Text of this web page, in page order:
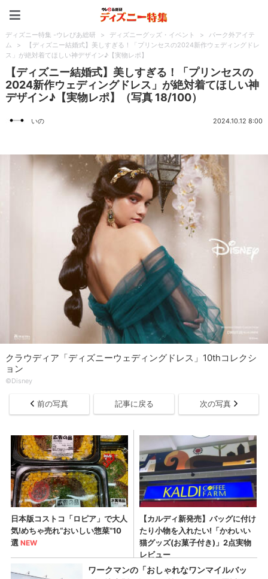
ディズニー特集 -ウレぴあ総研 > ディズニーグッズ・イベント >
パーク外アイテ
ム
>
【ディズニー結婚式】美しすぎる！「プリンセスの2024新作ウェディングドレ
ス」が絶対着てほしい神デザイン♪【実物レポ】
【ディズニー結婚式】美しすぎる！「プリンセスの
2024新作ウェディングドレス」が絶対着てほしい神
デザイン♪【実物レポ】（写真 18/100）
いの 2024.10.12 8:00
クラウディア「ディズニーウェディングドレス」10thコレクシ
ョン
©Disney
前の写真 記事に戻る 次の写真